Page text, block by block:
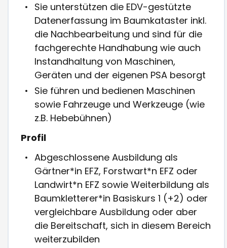
Sie unterstützen die EDV-gestützte
Datenerfassung im Baumkataster inkl.
die Nachbearbeitung und sind für die
fachgerechte Handhabung wie auch
Instandhaltung von Maschinen,
Geräten und der eigenen PSA besorgt
Sie führen und bedienen Maschinen
sowie Fahrzeuge und Werkzeuge (wie
z.B. Hebebühnen)
Profil
Abgeschlossene Ausbildung als
Gärtner*in EFZ, Forstwart*n EFZ oder
Landwirt*n EFZ sowie Weiterbildung als
Baumkletterer*in Basiskurs 1 (+2) oder
vergleichbare Ausbildung oder aber
die Bereitschaft, sich in diesem Bereich
weiterzubilden